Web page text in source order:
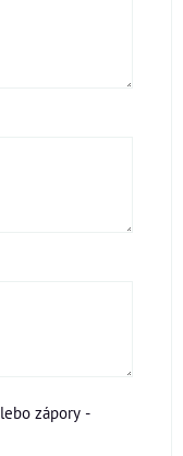
zápory -